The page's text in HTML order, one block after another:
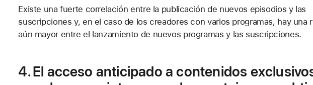
Existe una fuerte correlación entre la publicación de nuevos episodios y las
suscripciones y, en el caso de los creadores con varios programas, hay una
aún mayor entre el lanzamiento de nuevos programas y las suscripciones.
4. El acceso anticipado a contenidos